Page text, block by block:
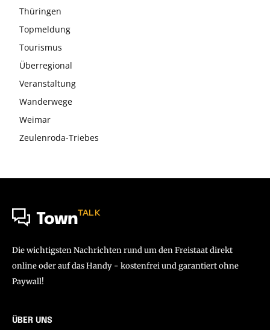
Thüringen
Topmeldung
Tourismus
Überregional
Veranstaltung
Wanderwege
Weimar
Zeulenroda-Triebes
TownTALK
Die wichtigsten Nachrichten rund um den Freistaat direkt
online oder auf das Handy - kostenfrei und garantiert ohne
Paywall!
ÜBER UNS